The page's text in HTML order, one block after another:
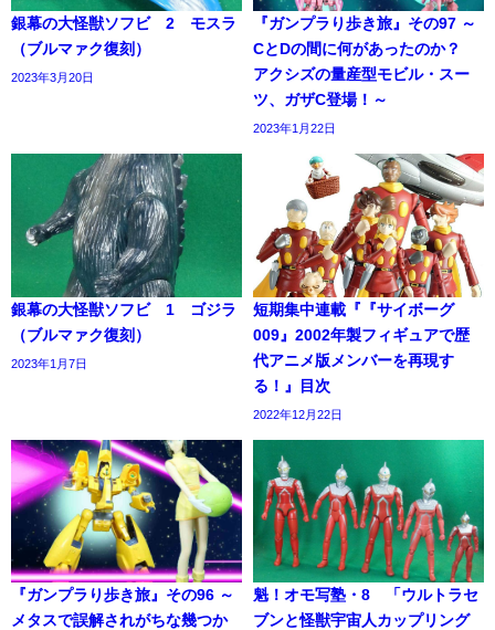
銀幕の大怪獣ソフビ 2 モスラ
（ブルマァク復刻）
2023年3月20日
『ガンプラり歩き旅』その97 ～
CとDの間に何があったのか？
アクシズの量産型モビル・スー
ツ、ガザC登場！～
2023年1月22日
銀幕の大怪獣ソフビ 1 ゴジラ
（ブルマァク復刻）
2023年1月7日
短期集中連載『『サイボーグ
009』2002年製フィギュアで歴
代アニメ版メンバーを再現す
る！』目次
2022年12月22日
『ガンプラり歩き旅』その96 ～
メタスで誤解されがちな幾つか
魁！オモ写塾・8 「ウルトラセ
ブンと怪獣宇宙人カップリング